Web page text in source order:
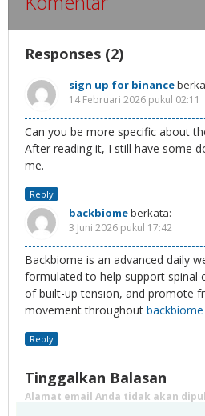
Responses (2)
sign up for binance
14 Februari 2026 pukul 02:11
Can you be more specific about
After reading it, I still have some
me.
Reply
backbiomeberkata:
3 Juni 2026 pukul 17:42
Backbiome is an advanced daily
formulated to help support spinal
of built-up tension, and promote
movement throughout backbiome
Reply
Tinggalkan Balasan
Alamat email Anda tidak akan